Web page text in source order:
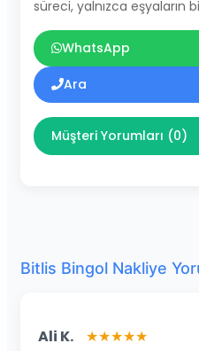
süreci, yalnızca eşyaların
WhatsApp
Ara
Müşteri Yorumları (0)
Bitlis Bingol Nakliye
Ali K. ★★★★★